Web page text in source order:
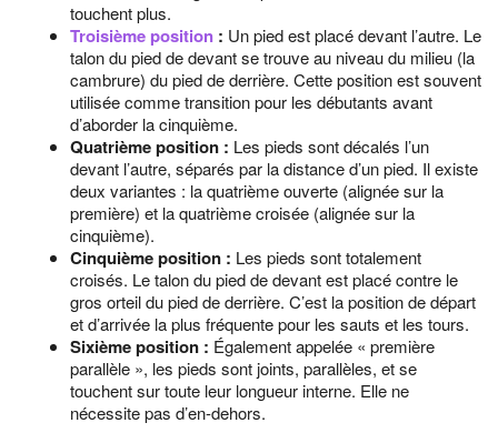
touchent plus.
Troisième position : Un pied est placé devant l’autre. Le
talon du pied de devant se trouve au niveau du milieu (la
cambrure) du pied de derrière. Cette position est souvent
utilisée comme transition pour les débutants avant
d’aborder la cinquième.
Quatrième position : Les pieds sont décalés l’un
devant l’autre, séparés par la distance d’un pied. Il existe
deux variantes : la quatrième ouverte (alignée sur la
première) et la quatrième croisée (alignée sur la
cinquième).
Cinquième position : Les pieds sont totalement
croisés. Le talon du pied de devant est placé contre le
gros orteil du pied de derrière. C’est la position de départ
et d’arrivée la plus fréquente pour les sauts et les tours.
Sixième position : Également appelée « première
parallèle », les pieds sont joints, parallèles, et se
touchent sur toute leur longueur interne. Elle ne
nécessite pas d’en-dehors.